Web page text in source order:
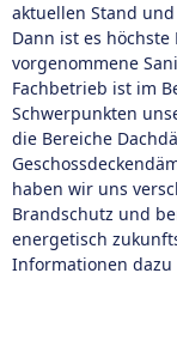
aktuellen Stand
Dann ist es
vorgenommene
Fachbetrieb ist im
Schwerpunkten
die Bereiche
haben wir uns
Brandschutz und
energetisch
Informationen dazu